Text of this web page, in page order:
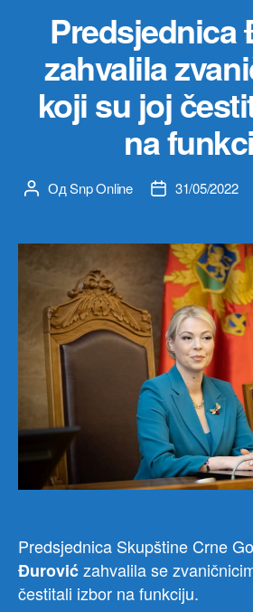
Predsjednica
zahvalila
koji su joj
na
Аутор
ОдSnp Online
Датум31/05/2022
Predsjednica Skupštine Crne
Đurovićzahvalila se
čestitali izbor na funkciju.